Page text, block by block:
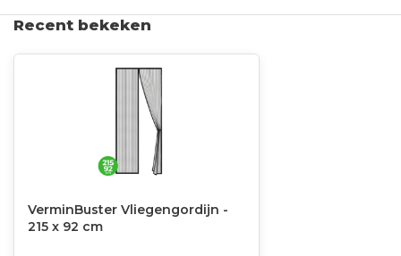
Recent bekeken
VerminBuster Vliegengordijn -
215 x 92 cm